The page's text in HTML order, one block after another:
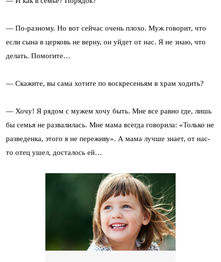
— По-разному. Но вот сейчас очень плохо. Муж говорит, что
если сына в церковь не верну, он уйдет от нас. Я не знаю, что
делать. Помогите…
— Скажите, вы сама хотите по воскресеньям в храм ходить?
— Хочу! Я рядом с мужем хочу быть. Мне все равно где, лишь
бы семья не развалилась. Мне мама всегда говорила: «Только не
разведенка, этого я не переживу». А мама лучше знает, от нас-
то отец ушел, досталось ей…